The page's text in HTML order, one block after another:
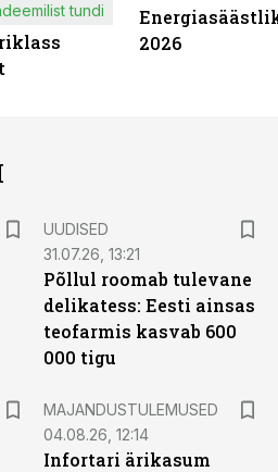
tundi
2026
UUDISED
31.07.26, 13:21
Põllul roomab tulevane
delikatess: Eesti ainsas
teofarmis kasvab 600
000 tigu
MAJANDUSTULEMUSED
04.08.26, 12:14
Infortari ärikasum